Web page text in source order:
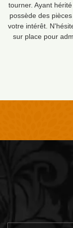
tourner. Ayant
possède des
votre intérêt.
sur place pour